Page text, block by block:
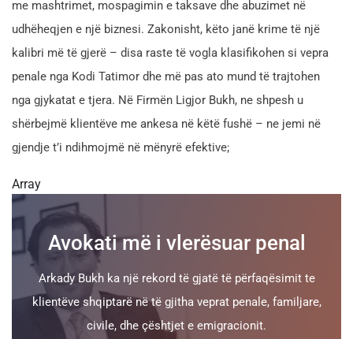
me mashtrimet, mospagimin e taksave dhe abuzimet në
udhëheqjen e një biznesi. Zakonisht, këto janë krime të një
kalibri më të gjerë – disa raste të vogla klasifikohen si vepra
penale nga Kodi Tatimor dhe më pas ato mund të trajtohen
nga gjykatat e tjera. Në Firmën Ligjor Bukh, ne shpesh u
shërbejmë klientëve me ankesa në këtë fushë – ne jemi në
gjendje t’i ndihmojmë në mënyrë efektive;
Array
Avokati më i vlerësuar penal
Arkady Bukh ka një rekord të gjatë të përfaqësimitte
klientëve shqiptarë në të gjitha veprat penale, familjare,
civile, dhe çështjet e emigracionit.